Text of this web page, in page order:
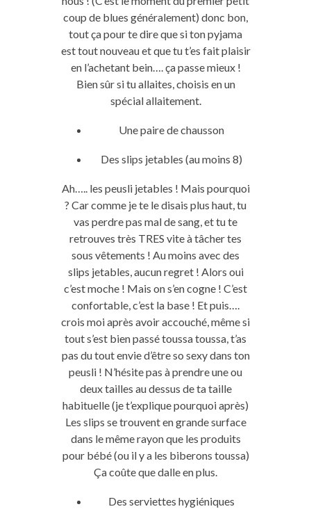
coup de blues généralement) donc bon,
tout ça pour te dire que si ton pyjama
est tout nouveau et que tu t’es fait plaisir
en l’achetant bein…. ça passe mieux !
Bien sûr si tu allaites, choisis en un
spécial allaitement.
Une paire de chausson
Des slips jetables (au moins 8)
Ah….. les peusli jetables ! Mais pourquoi
? Car comme je te le disais plus haut, tu
vas perdre pas mal de sang, et tu te
retrouves très TRES vite à tâcher tes
sous vêtements ! Au moins avec des
slips jetables, aucun regret ! Alors oui
c’est moche ! Mais on s’en cogne ! C’est
confortable, c’est la base ! Et puis….
crois moi après avoir accouché, même si
tout s’est bien passé toussa toussa, t’as
pas du tout envie d’être so sexy dans ton
peusli ! N’hésite pas à prendre une ou
deux tailles au dessus de ta taille
habituelle (je t’explique pourquoi après)
Les slips se trouvent en grande surface
dans le même rayon que les produits
pour bébé (ou il y a les biberons toussa)
Ça coûte que dalle en plus.
Des serviettes hygiéniques